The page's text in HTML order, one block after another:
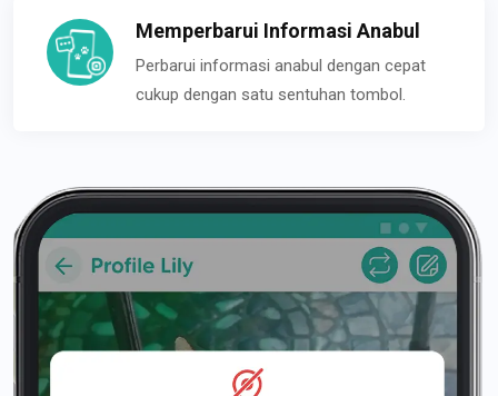
Memperbarui Informasi Anabul
Perbarui informasi anabul dengan cepat
cukup dengan satu sentuhan tombol.